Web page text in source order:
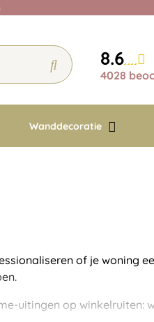
8.6
4028
Wanddecoratie
of je woning
uitingen op winkelruiten: